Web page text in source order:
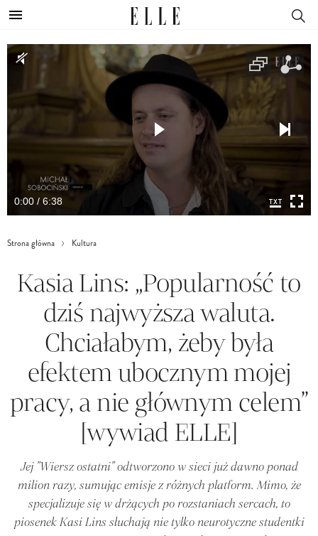
0:00 / 6:38
Strona główna Kultura
Kasia Lins: „Popularność to
dziś najwyższa waluta.
Chciałabym, żeby była
efektem ubocznym mojej
pracy, a nie głównym celem”
[wywiad ELLE]
Jej "Wiersz ostatni" odtworzono w sieci już dawno ponad
milion razy, sumując emisje z różnych platform. Mimo, że
specjalizuje się w drżących po rozstaniach sercach, to
piosenek Kasi Lins słuchają nie tylko neurotyczne studentki